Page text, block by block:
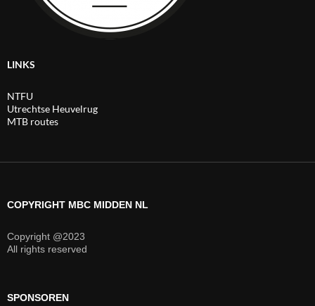
LINKS
NTFU
Utrechtse Heuvelrug
MTB routes
COPYRIGHT MBC MIDDEN NL
Copyright @2023
All rights reserved
SPONSOREN